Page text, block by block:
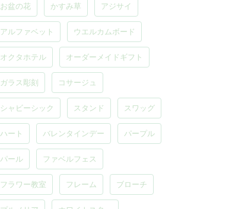
お盆の花 かすみ草 アジサイ
アルファベット ウエルカムボード
オクタホテル オーダーメイドギフト
ガラス彫刻 コサージュ
シャビーシック スタンド スワッグ
ハート バレンタインデー パープル
パール ファベルフェス
フラワー教室 フレーム ブローチ